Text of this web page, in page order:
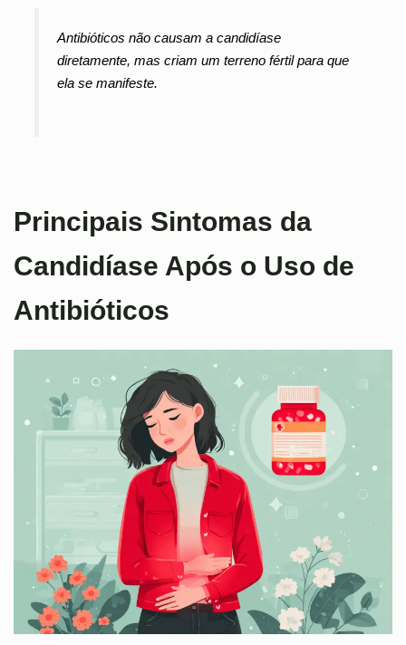
Antibióticos não causam a candidíase
diretamente, mas criam um terreno fértil para que
ela se manifeste.
Principais Sintomas da
Candidíase Após o Uso de
Antibióticos